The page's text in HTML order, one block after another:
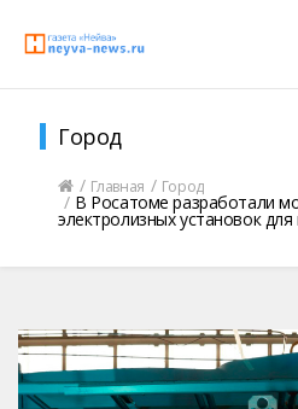
Город
Главная Город
В Росатоме разработали
электролизных установок